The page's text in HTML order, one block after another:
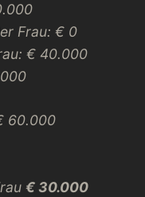
Frau: € 0
€ 40.000
60.000
€ 30.000